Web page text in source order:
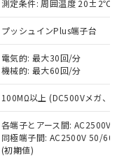
測定条件: 周囲温度 20±2℃、
プッシュインPlus端子台
電気的: 最大30回/分
機械的: 最大60回/分
100MΩ以上 (DC500Vメガ、点
各端子とアース間: AC2500V
同極端子間: AC2500V 50/
(初期値)
くもので
品の中には、
る商品もある
照会結果は、
での社内デー
のであり、閲
在庫および標
あることをご
形物で、有
す。
部品として
場合などや
す。
臭化ビフェニル
ニルエーテル類
中国RoHSの
す。
中国RoHSの
ます。
部門へお問
：
、 Cd(カドミウ
ポリ臭化ビフェ
のうち、外国
定める商品
う）を輸出
場合は、日本
役務取引許
な手続きを